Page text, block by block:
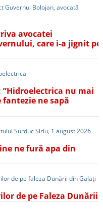
avocatei
care i-a jignit pe
nu mai
ne sapă
ne fură apa din
de pe Faleza Dunării